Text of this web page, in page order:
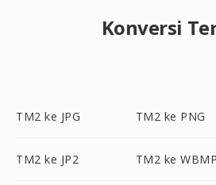
Konversi
TM2 ke JPG TM2 ke PNG
TM2 ke JP2 TM2 ke WBMP